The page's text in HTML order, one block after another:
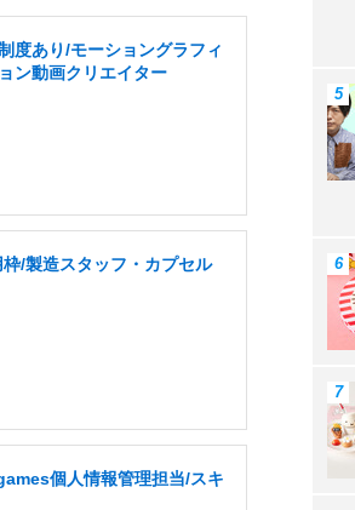
度あり/モーショングラフィ
ン動画クリエイター
/製造スタッフ・カプセル
個人情報管理担当/スキ